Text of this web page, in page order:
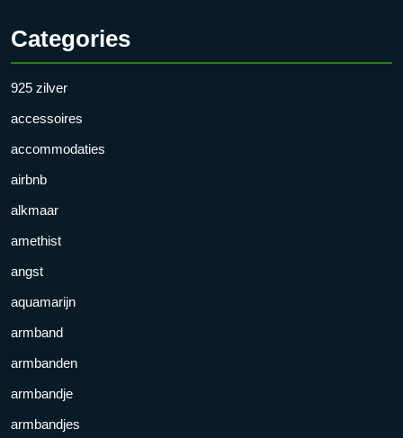
Categories
925 zilver
accessoires
accommodaties
airbnb
alkmaar
amethist
angst
aquamarijn
armband
armbanden
armbandje
armbandjes